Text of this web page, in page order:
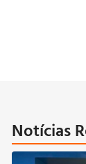
Notícias